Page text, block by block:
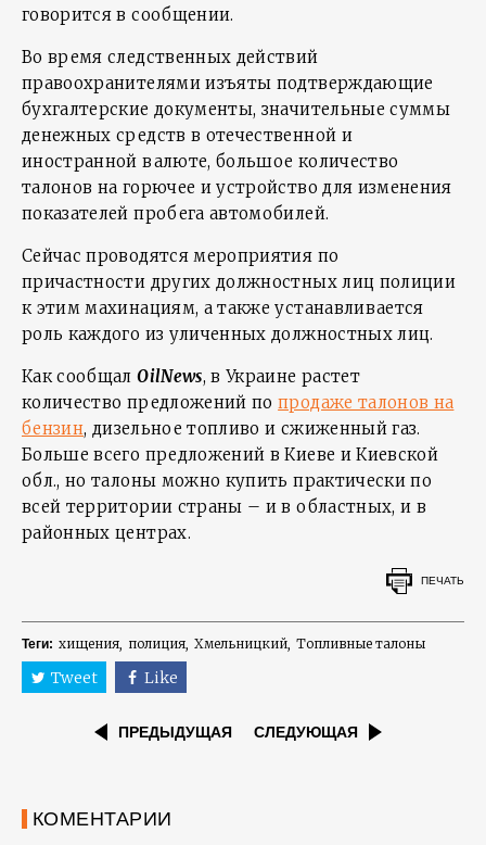
говорится в сообщении.
Во время следственных действий
правоохранителями изъяты подтверждающие
бухгалтерские документы, значительные суммы
денежных средств в отечественной и
иностранной валюте, большое количество
талонов на горючее и устройство для изменения
показателей пробега автомобилей.
Сейчас проводятся мероприятия по
причастности других должностных лиц полиции
к этим махинациям, а также устанавливается
роль каждого из уличенных должностных лиц.
Как сообщалOilNews, в Украине растет
количество предложений попродаже талонов на
бензин, дизельное топливо и сжиженный газ.
Больше всего предложений в Киеве и Киевской
обл., но талоны можно купить практически по
всей территории страны – и в областных, и в
районных центрах.
ПЕЧАТЬ
Теги: хищения полиция Хмельницкий Топливные талоны
Tweet Like
ПРЕДЫДУЩАЯ СЛЕДУЮЩАЯ
КОМЕНТАРИИ